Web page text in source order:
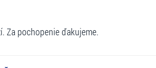
Za pochopenie ďakujeme.